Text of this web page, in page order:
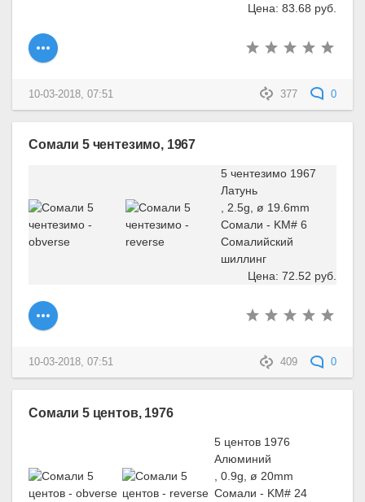
Цена: 83.68 руб.
377 0
10-03-2018, 07:51
Сомали 5 чентезимо, 1967
5 чентезимо 1967
Латунь
, 2.5g, ø 19.6mm
Сомали - KM# 6
Сомалийский
шиллинг
Цена: 72.52 руб.
409 0
10-03-2018, 07:51
Сомали 5 центов, 1976
5 центов 1976
Алюминий
, 0.9g, ø 20mm
Сомали - KM# 24